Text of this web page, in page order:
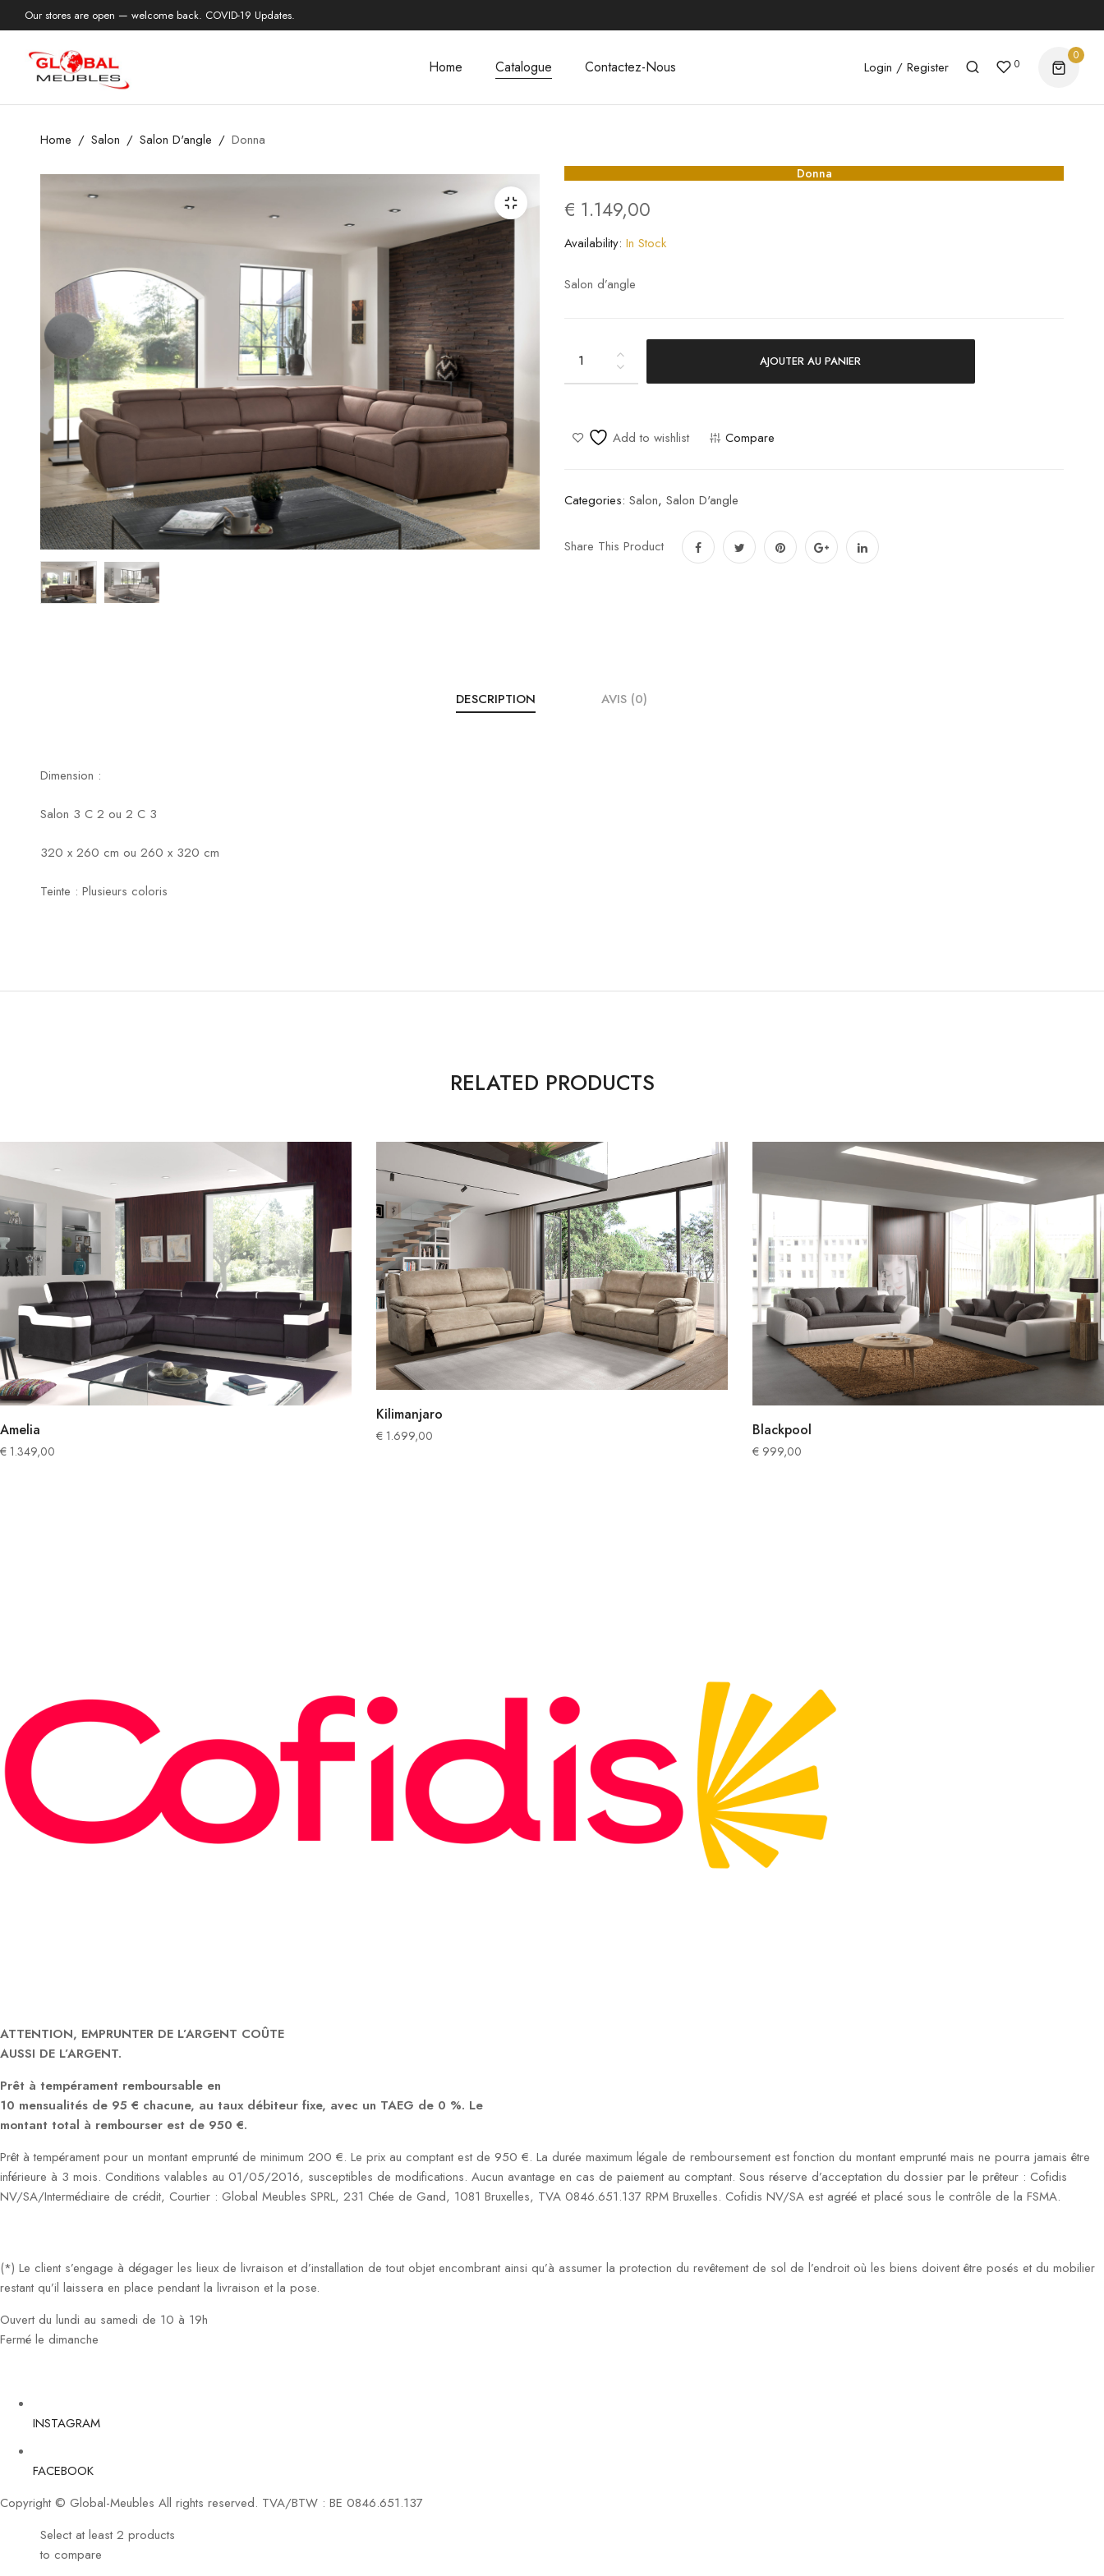
Our stores are open — welcome back. COVID-19 Updates.
Home Catalogue Contactez-Nous Login / Register 0
0
Home Salon Salon D'angle Donna
Donna
€ 1.149,00
Availability: In Stock
Salon d’angle
Donna
quantity
AJOUTER AU PANIER
Add to wishlist Compare
Categories: Salon, Salon D'angle
Share This Product
DESCRIPTION AVIS (0)
Dimension :
Salon 3 C 2 ou 2 C 3
320 x 260 cm ou 260 x 320 cm
Teinte : Plusieurs coloris
RELATED PRODUCTS
Amelia
€ 1.349,00
Kilimanjaro
€ 1.699,00 Blackpool
€ 999,00
ATTENTION, EMPRUNTER DE L’ARGENT COÛTE
AUSSI DE L’ARGENT.
Prêt à tempérament remboursable en
10 mensualités de 95 € chacune, au taux débiteur fixe, avec un TAEG de 0 %. Le
montant total à rembourser est de 950 €.
Prêt à tempérament pour un montant emprunté de minimum 200 €. Le prix au comptant est de 950 €. La durée maximum légale de remboursement est fonction du montant emprunté mais ne pourra jamais être
inférieure à 3 mois. Conditions valables au 01/05/2016, susceptibles de modifications. Aucun avantage en cas de paiement au comptant. Sous réserve d’acceptation du dossier par le prêteur : Cofidis
NV/SA/Intermédiaire de crédit, Courtier : Global Meubles SPRL, 231 Chée de Gand, 1081 Bruxelles, TVA 0846.651.137 RPM Bruxelles. Cofidis NV/SA est agréé et placé sous le contrôle de la FSMA.
(*) Le client s’engage à dégager les lieux de livraison et d’installation de tout objet encombrant ainsi qu’à assumer la protection du revêtement de sol de l’endroit où les biens doivent être posés et du mobilier
restant qu’il laissera en place pendant la livraison et la pose.
Ouvert du lundi au samedi de 10 à 19h
Fermé le dimanche
INSTAGRAM
FACEBOOK
Copyright © Global-Meubles All rights reserved. TVA/BTW : BE 0846.651.137
Select at least 2 products
to compare